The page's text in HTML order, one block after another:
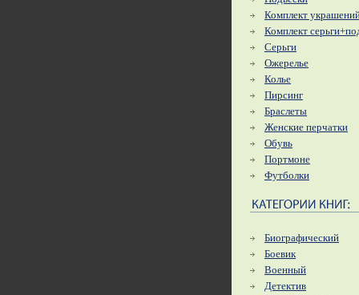
Комплект
Комплект
Серьги
Ожерелье
Колье
Пирсинг
Браслеты
Женские перчатки
Обувь
Портмоне
Футболки
Биографический
Боевик
Военный
Детектив